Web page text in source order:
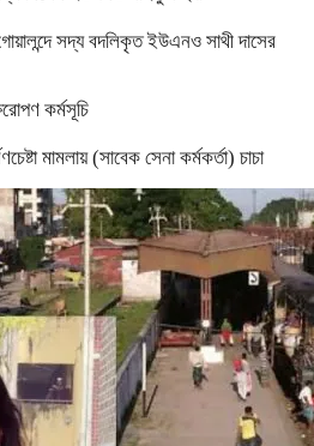
সদ্য বদলিকৃত ইউএনও সাথী দাসের
কর্মসূচি
মামলায় (সাবেক সেনা কর্মকর্তা) চাচা